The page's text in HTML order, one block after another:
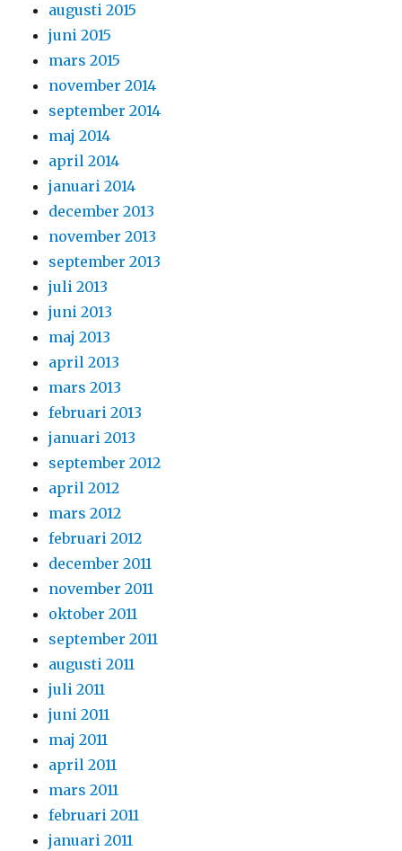
augusti 2015
juni 2015
mars 2015
november 2014
september 2014
maj 2014
april 2014
januari 2014
december 2013
november 2013
september 2013
juli 2013
juni 2013
maj 2013
april 2013
mars 2013
februari 2013
januari 2013
september 2012
april 2012
mars 2012
februari 2012
december 2011
november 2011
oktober 2011
september 2011
augusti 2011
juli 2011
juni 2011
maj 2011
april 2011
mars 2011
februari 2011
januari 2011